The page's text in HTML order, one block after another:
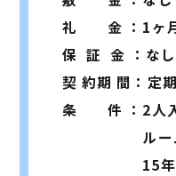
ル
礼 金 ：1ヶ
保 証 金 ：なし
契 約期 間：定
条 件 ：2人入
ルームシ
15年定期借